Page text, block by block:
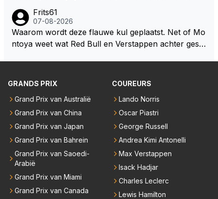
ze wolff gesneden heeft?
okies made of your own dough" 🤣
Frits61
07-08-2026
Waarom wordt deze flauwe kul geplaatst. Net of Mo
ntoya weet wat Red Bull en Verstappen achter geslo
GRANDS PRIX
Grand Prix van Australië
Grand Prix van China
Grand Prix van Japan
Grand Prix van Bahrein
Grand Prix van Saoedi-
Arabië
Grand Prix van Miami
Grand Prix van Canada
COUREURS
Lando Norris
Oscar Piastri
George Russell
Andrea Kimi Antonelli
Max Verstappen
Isack Hadjar
Charles Leclerc
Lewis Hamilton